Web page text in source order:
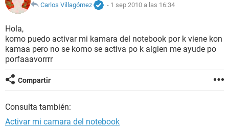
Carlos Villagómez
- 1 sep 2010 a las 16:34
Hola,
komo puedo activar mi kamara del notebook por k viene kon
kamaa pero no se komo se activa po k algien me ayude po
porfaaavorrrr
Compartir
Consulta también:
Activar mi camara del notebook